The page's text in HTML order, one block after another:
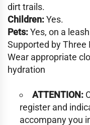
dirt trails.
Children:Yes.
Pets:Yes, on a
Supported by Three
Wear appropriate
hydration
ATTENTION:
register and
accompany you